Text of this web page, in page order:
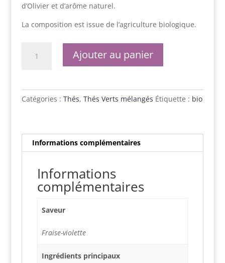
d’Olivier et d’arôme naturel.
La composition est issue de l’agriculture biologique.
Ajouter au panier
Catégories : Thés, Thés Verts mélangés Étiquette : bio
Informations complémentaires
Informations
complémentaires
Saveur
Fraise-violette
Ingrédients principaux